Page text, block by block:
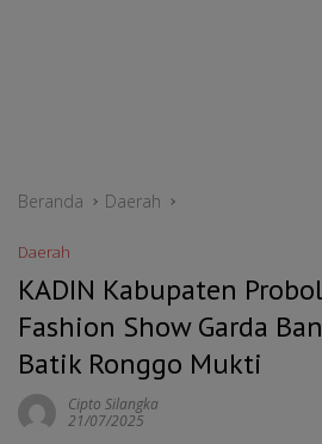
Beranda Daerah
Daerah
KADIN Kabupaten
Fashion Show Garda
Batik Ronggo Mukti
Cipto Silangka
21/07/2025